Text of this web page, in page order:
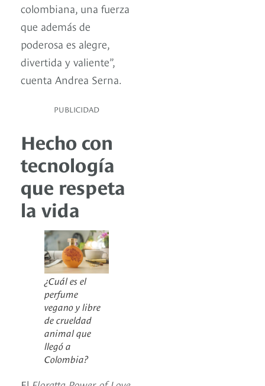
colombiana, una fuerza
que además de
poderosa es alegre,
divertida y valiente”,
cuenta Andrea Serna.
PUBLICIDAD
Hecho con
tecnología
que respeta
la vida
¿Cuál es el
perfume
vegano y libre
de crueldad
animal que
llegó a
Colombia?